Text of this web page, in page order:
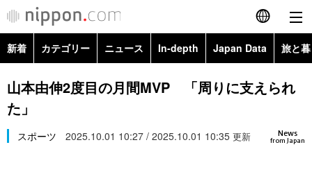
English
简体字
カテゴリー
新着 カテゴリー ニュース In-depth Japan Data 旅と
政治・外交
経済・ビジネス
Topics
山本由伸2度目の月間MVP 「周りに支えられ
た」
News
from Japan
スポーツ 2025.10.01 10:27 / 2025.10.01 10:35 更新